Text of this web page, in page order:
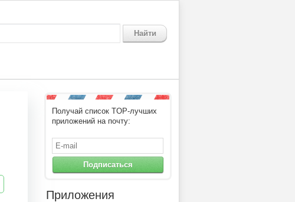
Найти
Получай список TOP-лучших
приложений на почту:
Подписаться
Приложения